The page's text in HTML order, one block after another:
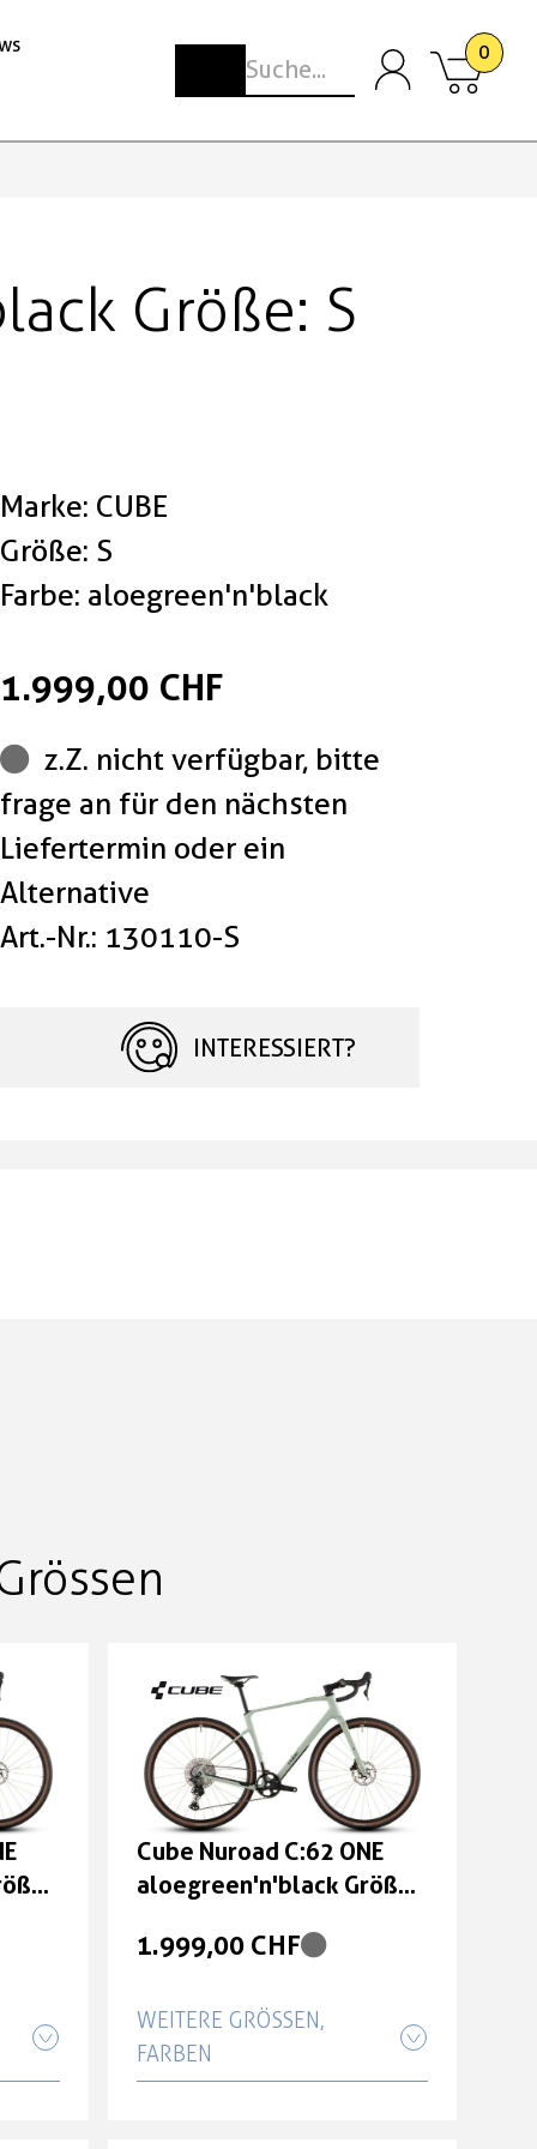
0
Größe: S
Marke: CUBE
Größe: S
Farbe: aloegreen'n'black
1.999,00 CHF
z.Z. nicht verfügbar, bitte
frage an für den nächsten
Liefertermin oder ein
Alternative
Art.-Nr.: 130110-S
INTERESSIERT?
Cube Nuroad C:62 ONE
aloegreen'n'black Größe:
1.999,00 CHF
WEITERE GRÖSSEN, F
ARBEN